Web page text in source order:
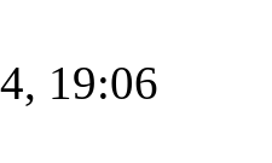
19:06